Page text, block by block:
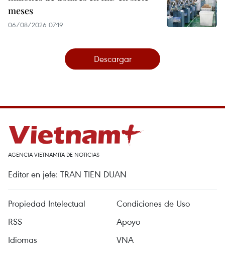
meses
06/08/2026 07:19
Descargar
AGENCIA VIETNAMITA DE NOTICIAS
Editor en jefe: TRAN TIEN DUAN
Propiedad Intelectual
Condiciones de Uso
RSS
Apoyo
Idiomas
VNA